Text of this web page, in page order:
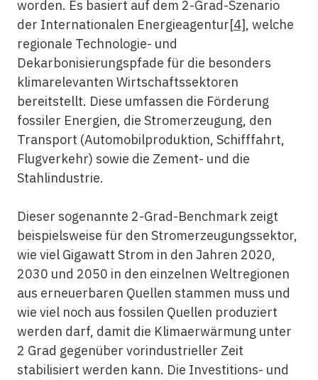
worden. Es basiert auf dem 2-Grad-Szenario
der Internationalen Energieagentur[4], welche
regionale Technologie- und
Dekarbonisierungspfade für die besonders
klimarelevanten Wirtschaftssektoren
bereitstellt. Diese umfassen die Förderung
fossiler Energien, die Stromerzeugung, den
Transport (Automobilproduktion, Schifffahrt,
Flugverkehr) sowie die Zement- und die
Stahlindustrie.
Dieser sogenannte 2-Grad-Benchmark zeigt
beispielsweise für den Stromerzeugungssektor,
wie viel Gigawatt Strom in den Jahren 2020,
2030 und 2050 in den einzelnen Weltregionen
aus erneuerbaren Quellen stammen muss und
wie viel noch aus fossilen Quellen produziert
werden darf, damit die Klimaerwärmung unter
2 Grad gegenüber vorindustrieller Zeit
stabilisiert werden kann. Die Investitions- und